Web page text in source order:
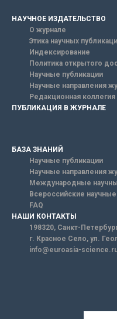
НАУЧНОЕ ИЗДАТЕЛЬСТВО
О журнале
Этика научных
Индексирование
Политика открытого
Научные публикации
Научные направления
Редакционная коллегия
ПУБЛИКАЦИЯ В ЖУРНАЛЕ
БАЗА ЗНАНИЙ
Научные публикации
Научные направления
Международные
Всероссийские
FAQ
НАШИ КОНТАКТЫ
198320, Санкт-
г. Красное Село, ул.
info@euroasia-